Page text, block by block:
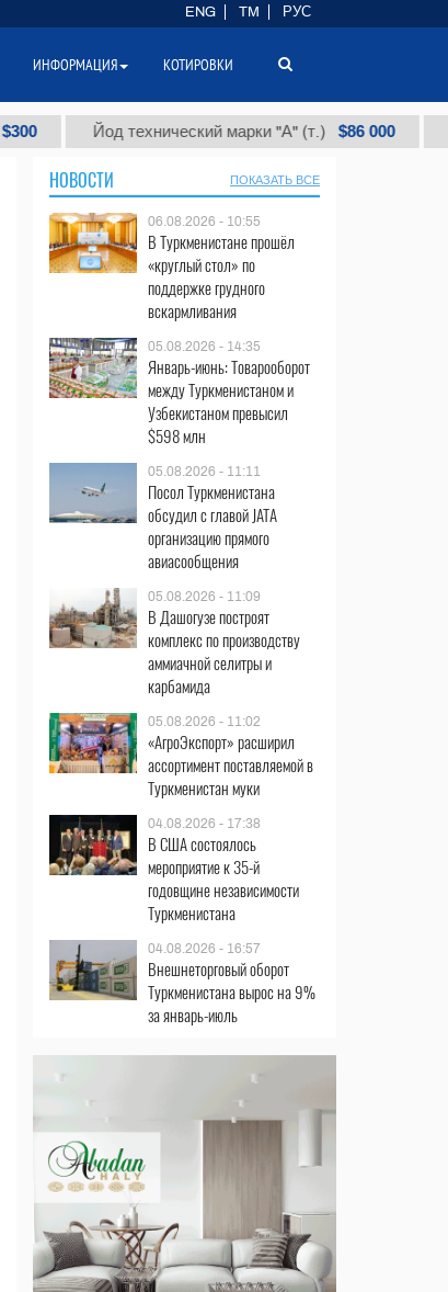
Йод технический марки "А" (т.) $86 000
НОВОСТИ ПОКАЗАТЬ ВСЕ
06.08.2026 - 10:55
В Туркменистане прошёл
«круглый стол» по
поддержке грудного
вскармливания
05.08.2026 - 14:35
Январь-июнь: Товарооборот
между Туркменистаном и
Узбекистаном превысил
$598 млн
05.08.2026 - 11:11
Посол Туркменистана
обсудил с главой JATA
организацию прямого
авиасообщения
05.08.2026 - 11:09
В Дашогузе построят
комплекс по производству
аммиачной селитры и
карбамида
05.08.2026 - 11:02
«АгроЭкспорт» расширил
ассортимент поставляемой в
Туркменистан муки
04.08.2026 - 17:38
В США состоялось
мероприятие к 35-й
годовщине независимости
Туркменистана
04.08.2026 - 16:57
Внешнеторговый оборот
Туркменистана вырос на 9%
за январь-июль
ENG TM РУС
ИНФОРМАЦИЯ КОТИРОВКИ